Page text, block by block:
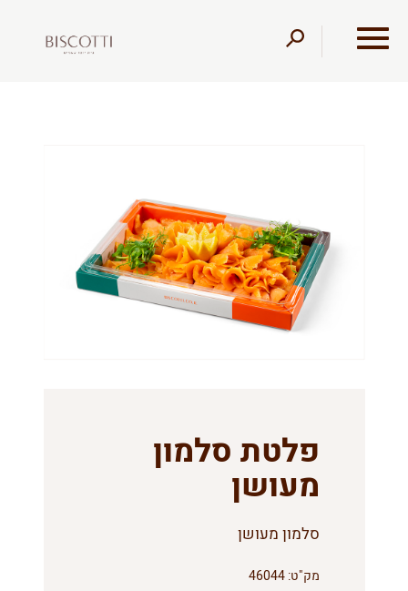
עמוד הבית מגשי אירוח
פלטת
פלטת סלמון
מעושן
סלמון מעושן
מק"ט:46044